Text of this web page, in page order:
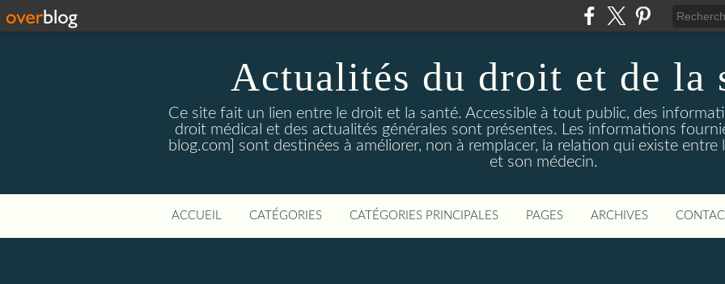
Actualités du droit et de la
Ce site fait un lien entre le droit et la santé. Accessible à tout public, des
droit médical et des actualités générales sont présentes. Les informations
blog.com] sont destinées à améliorer, non à remplacer, la relation qui existe
et son médecin.
ACCUEIL CATÉGORIES CATÉGORIES PRINCIPALES PAGES ARCHIVES